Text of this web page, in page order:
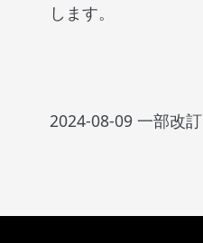
します。
2024-08-09 一部改訂